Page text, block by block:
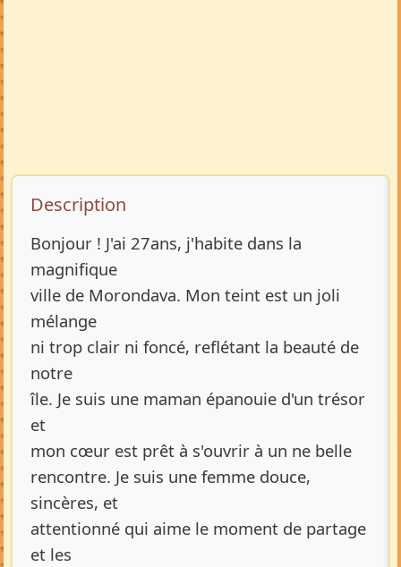
Description de l’annonce
Description
Bonjour ! J'ai 27ans, j'habite dans la
magnifique
ville de Morondava. Mon teint est un joli
mélange
ni trop clair ni foncé, reflétant la beauté de
notre
île. Je suis une maman épanouie d'un trésor
et
mon cœur est prêt à s'ouvrir à un ne belle
rencontre. Je suis une femme douce,
sincères, et
attentionné qui aime le moment de partage
et les